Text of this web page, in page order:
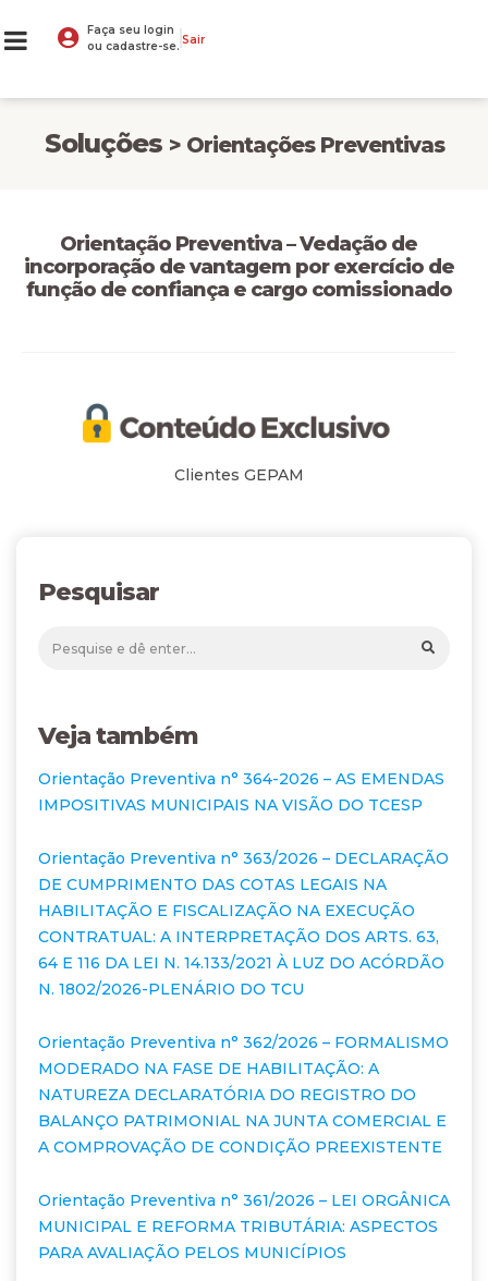
Faça seu login
ou cadastre-se. Sair
Soluções > Orientações Preventivas
Orientação Preventiva – Vedação de
incorporação de vantagem por exercício de
função de confiança e cargo comissionado
Clientes GEPAM
Pesquisar
Veja também
Orientação Preventiva n° 364-2026 – AS EMENDAS
IMPOSITIVAS MUNICIPAIS NA VISÃO DO TCESP
Orientação Preventiva n° 363/2026 – DECLARAÇÃO
DE CUMPRIMENTO DAS COTAS LEGAIS NA
HABILITAÇÃO E FISCALIZAÇÃO NA EXECUÇÃO
CONTRATUAL: A INTERPRETAÇÃO DOS ARTS. 63,
64 E 116 DA LEI N. 14.133/2021 À LUZ DO ACÓRDÃO
N. 1802/2026-PLENÁRIO DO TCU
Orientação Preventiva n° 362/2026 – FORMALISMO
MODERADO NA FASE DE HABILITAÇÃO: A
NATUREZA DECLARATÓRIA DO REGISTRO DO
BALANÇO PATRIMONIAL NA JUNTA COMERCIAL E
A COMPROVAÇÃO DE CONDIÇÃO PREEXISTENTE
Orientação Preventiva n° 361/2026 – LEI ORGÂNICA
MUNICIPAL E REFORMA TRIBUTÁRIA: ASPECTOS
PARA AVALIAÇÃO PELOS MUNICÍPIOS